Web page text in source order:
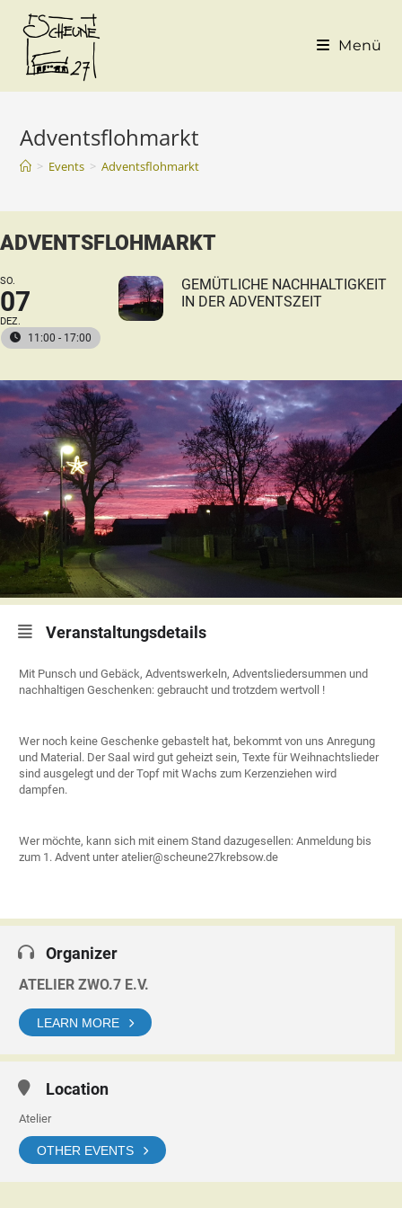
Menü
Adventsflohmarkt
> Events > Adventsflohmarkt
ADVENTSFLOHMARKT
SO.
07
DEZ.
11:00 - 17:00
GEMÜTLICHE NACHHALTIGKEIT
IN DER ADVENTSZEIT
Veranstaltungsdetails
Mit Punsch und Gebäck, Adventswerkeln, Adventsliedersummen und
nachhaltigen Geschenken: gebraucht und trotzdem wertvoll !
Wer noch keine Geschenke gebastelt hat, bekommt von uns Anregung
und Material. Der Saal wird gut geheizt sein, Texte für Weihnachtslieder
sind ausgelegt und der Topf mit Wachs zum Kerzenziehen wird
dampfen.
Wer möchte, kann sich mit einem Stand dazugesellen: Anmeldung bis
zum 1. Advent unter atelier@scheune27krebsow.de
Organizer
ATELIER ZWO.7 E.V.
LEARN MORE
Location
Atelier
OTHER EVENTS